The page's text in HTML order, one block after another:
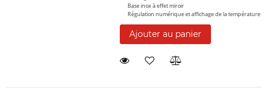
Base inox à effet miroir
Régulation numérique et affichage de la température
Ajouter au panier